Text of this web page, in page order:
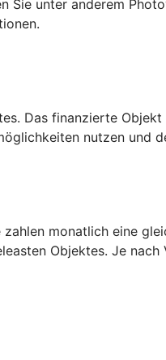
Sie unter anderem
Das finanzierte
nutzen und
monatlich eine
Objektes. Je